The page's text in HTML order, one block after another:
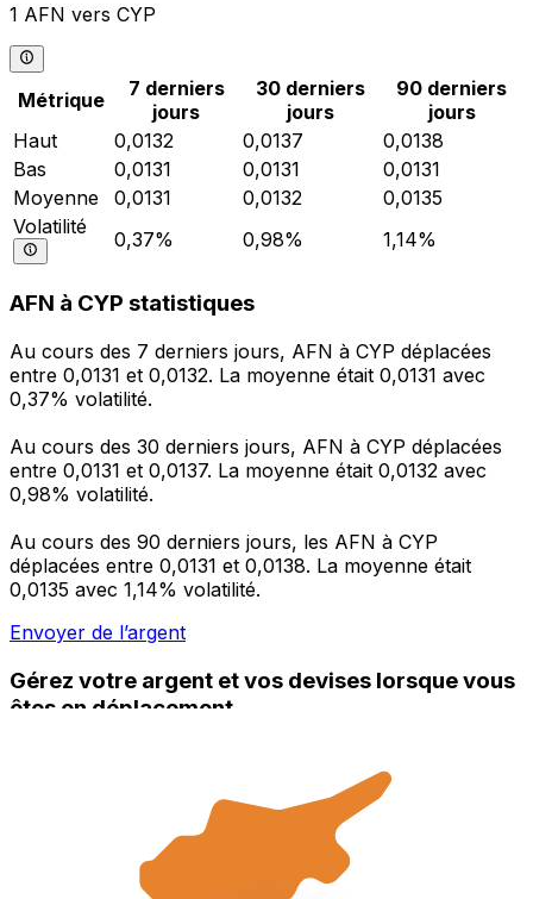
1 AFN vers CYP
Métrique
7 derniers
jours
30 derniers
jours
90 derniers
jours
Haut
0,0132 0,0137
0,0138
Bas
0,0131 0,0131
0,0131
Moyenne
0,0131 0,0132
0,0135
Volatilité
0,37% 0,98% 1,14%
AFN à CYP statistiques
Au cours des 7 derniers jours, AFN à CYP déplacées
entre 0,0131 et 0,0132. La moyenne était 0,0131 avec
0,37% volatilité.
Au cours des 30 derniers jours, AFN à CYP déplacées
entre 0,0131 et 0,0137. La moyenne était 0,0132 avec
0,98% volatilité.
Au cours des 90 derniers jours, les AFN à CYP
déplacées entre 0,0131 et 0,0138. La moyenne était
0,0135 avec 1,14% volatilité.
Envoyer de l’argent
Gérez votre argent et vos devises lorsque vous
êtes en déplacement
nécessaires pour vos transferts d'argent internationaux
et la gestion de vos devises. Convertissez des devises,
programmez des alertes de taux et transférez de
l'argent à l'étranger sans frais cachés. Téléchargez
l'application dès aujourd'hui !